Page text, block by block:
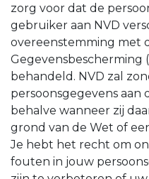
zorg voor dat de
gebruiker aan NVD
overeenstemming met
Gegevensbescherming
behandeld. NVD zal
persoonsgegevens
behalve wanneer zij
grond van de Wet of
Je hebt het recht om
fouten in jouw